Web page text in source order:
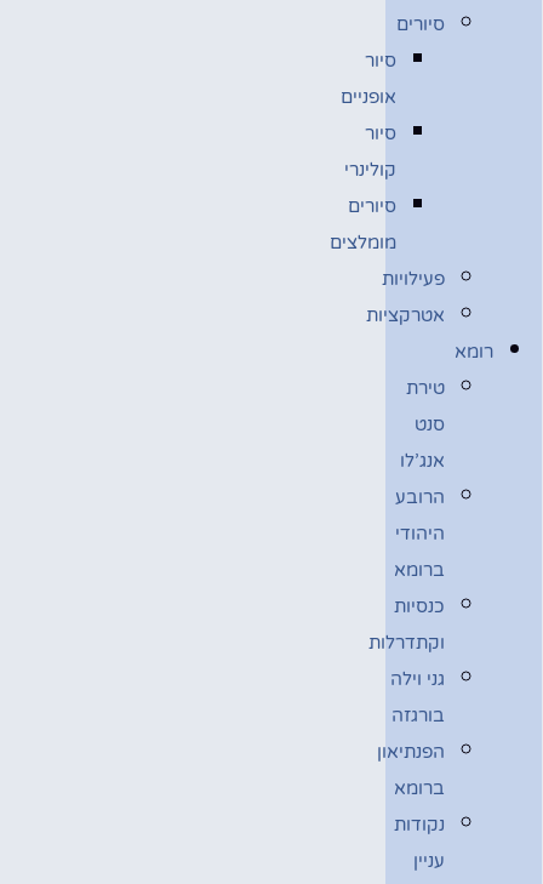
סיורים
סיור
אופניים
סיור
קולינרי
סיורים
מומלצים
פעילויות
אטרקציות
רומא
טירת
סנט
אנג’לו
הרובע
היהודי
ברומא
כנסיות
וקתדרלות
גני וילה
בורגזה
הפנתיאון
ברומא
נקודות
עניין